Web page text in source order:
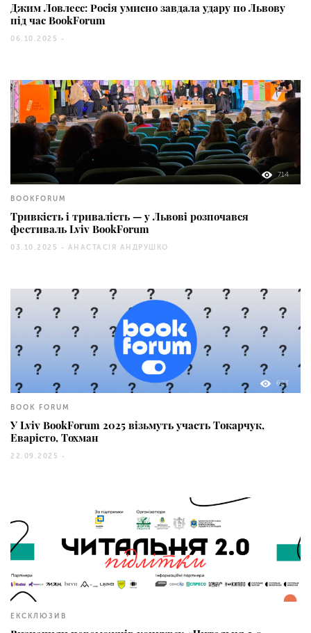
Джим Ловлесс: Росія умисно завдала удару по Львову
під час BookForum
06.10.2025 -
714
BOOKFORUM
Тривкість і тривалість — у Львові розпочався
фестиваль Lviv BookForum
03.10.2025 - АНАСТАСІЯ АНДРУШКО
623
BOOK FORUM
У Lviv BookForum 2025 візьмуть участь Токарчук,
Еварісто, Тохман
22.09.2025 -
207
ЕКСКЛЮЗИВ